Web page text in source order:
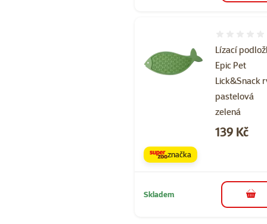
Lízací
Epic Pet
Lick&Snack
pastelová
zelená
Cena
139 Kč
značka
Skladem do